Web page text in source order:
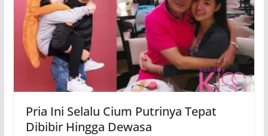
Pria Ini Selalu Cium Putrinya Tepat
Dibibir Hingga Dewasa